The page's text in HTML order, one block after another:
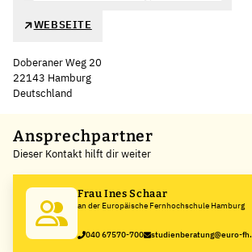
WEBSEITE
Doberaner Weg 20
22143 Hamburg
Deutschland
+
−
Ansprechpartner
Dieser Kontakt hilft dir weiter
Frau Ines Schaar
an der Europäische Fernhochschule Hamburg
040 67570-700 studienberatung@euro-